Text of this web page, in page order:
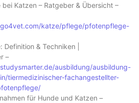
Katzen – Ratgeber & Übersicht –
katze/pflege/pfotenpflege-
Definition & Techniken |
–
ausbildung/ausbildung-
tiermedizinischer-fachangestellter-
für Hunde und Katzen –